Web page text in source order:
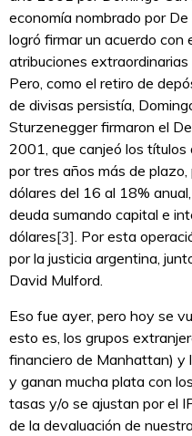
economía nombrado por
logró firmar un acuerdo con
atribuciones
Pero, como el retiro de
de divisas persistía,
Sturzenegger firmaron el
2001, que canjeó los
por tres años más de
dólares del 16 al 18%
deuda sumando capital e
dólares[3]. Por esta
por la justicia argentina,
David Mulford.
Eso fue ayer, pero hoy se
esto es, los grupos
financiero de Manhattan) y
y ganan mucha plata con
tasas y/o se ajustan por el
de la devaluación de